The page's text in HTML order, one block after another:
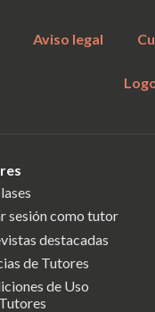
Aviso legal
sesión como tutor
destacadas
de Tutores
de Uso